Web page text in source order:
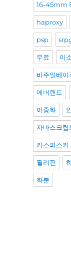
16-45mm
haproxy
psp
무료 미
비주얼베이
에버랜드
이중화
자바스크립
카스퍼스키
필리핀
화분